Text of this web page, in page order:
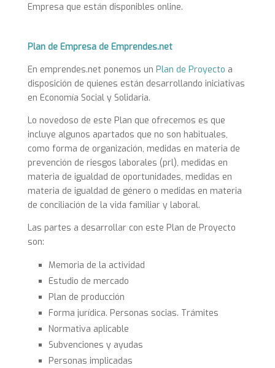
Empresa que están disponibles online.
Plan de Empresa de Emprendes.net
En emprendes.net ponemos un Plan de Proyecto a
disposición de quienes están desarrollando iniciativas
en Economía Social y Solidaria.
Lo novedoso de este Plan que ofrecemos es que
incluye algunos apartados que no son habituales,
como forma de organización, medidas en materia de
prevención de riesgos laborales (prl), medidas en
materia de igualdad de oportunidades, medidas en
materia de igualdad de género o medidas en materia
de conciliación de la vida familiar y laboral.
Las partes a desarrollar con este Plan de Proyecto
son:
Memoria de la actividad
Estudio de mercado
Plan de producción
Forma jurídica. Personas socias. Trámites
Normativa aplicable
Subvenciones y ayudas
Personas implicadas